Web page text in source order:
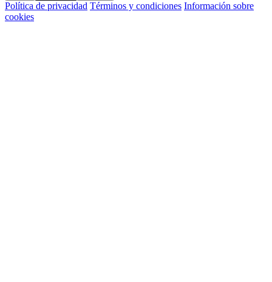
Política de privacidad Términos y condiciones Información sobre
cookies